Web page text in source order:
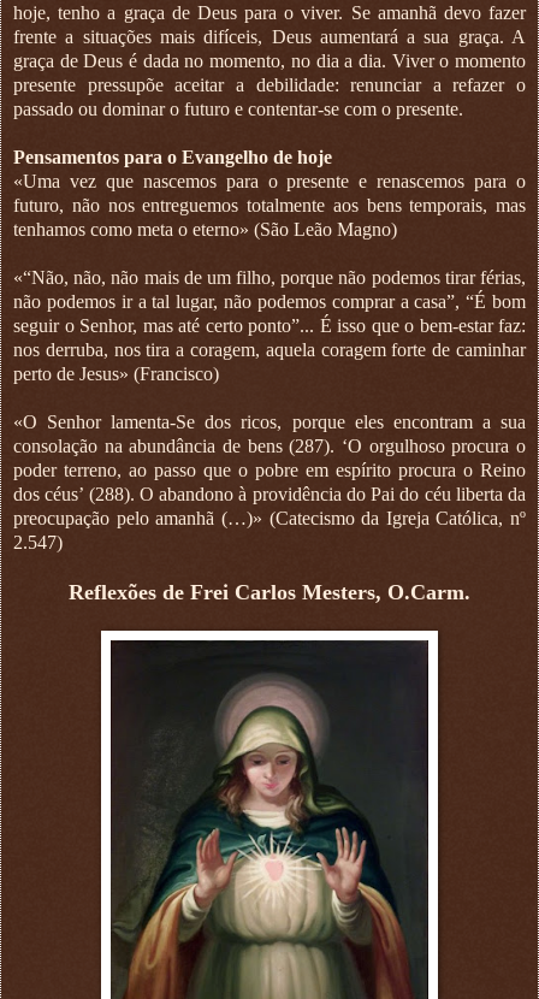
hoje, tenho a graça de Deus para o viver. Se amanhã devo fazer
frente a situações mais difíceis, Deus aumentará a sua graça. A
graça de Deus é dada no momento, no dia a dia. Viver o momento
presente pressupõe aceitar a debilidade: renunciar a refazer o
passado ou dominar o futuro e contentar-se com o presente.
Pensamentos para o Evangelho de hoje
«Uma vez que nascemos para o presente e renascemos para o
futuro, não nos entreguemos totalmente aos bens temporais, mas
tenhamos como meta o eterno» (São Leão Magno)
«“Não, não, não mais de um filho, porque não podemos tirar férias,
não podemos ir a tal lugar, não podemos comprar a casa”, “É bom
seguir o Senhor, mas até certo ponto”... É isso que o bem-estar faz:
nos derruba, nos tira a coragem, aquela coragem forte de caminhar
perto de Jesus» (Francisco)
«O Senhor lamenta-Se dos ricos, porque eles encontram a sua
consolação na abundância de bens (287). ‘O orgulhoso procura o
poder terreno, ao passo que o pobre em espírito procura o Reino
dos céus’ (288). O abandono à providência do Pai do céu liberta da
preocupação pelo amanhã (…)» (Catecismo da Igreja Católica, nº
2.547)
Reflexões de Frei Carlos Mesters, O.Carm.